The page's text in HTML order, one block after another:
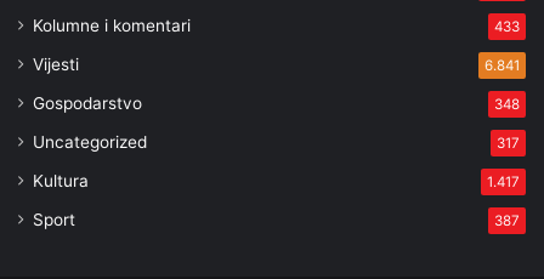
Kolumne i komentari 433
Vijesti 6.841
Gospodarstvo 348
Uncategorized 317
Kultura 1.417
Sport 387